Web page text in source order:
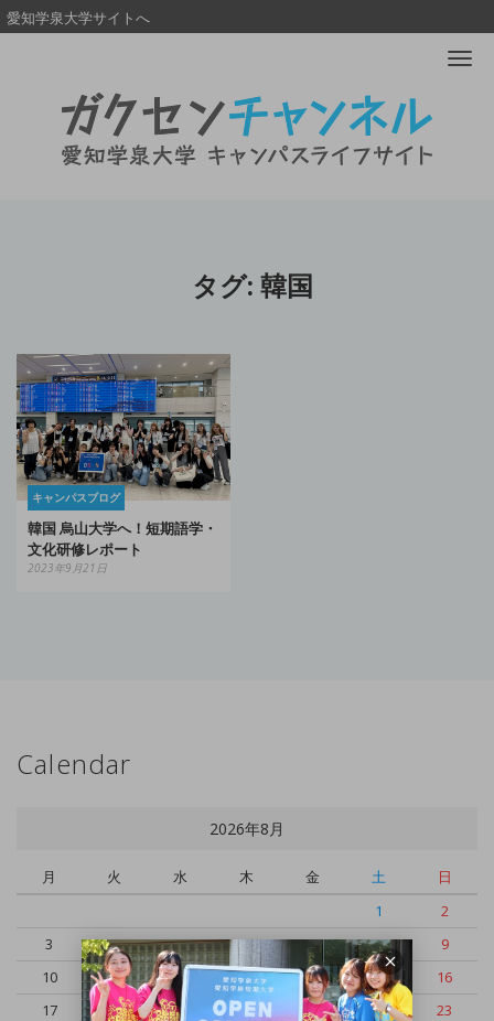
愛知学泉大学サイトへ
タグ: 韓国
キャンパスブログ
韓国 烏山大学へ！短期語学・
文化研修レポート
2023年9月21日
Calendar
2026年8月
月 火 水 木 金 土
日
1
2
3
4 5 6 7 8
9
10
11 12 13 14 15
16
17
18 19 20 21 22
23